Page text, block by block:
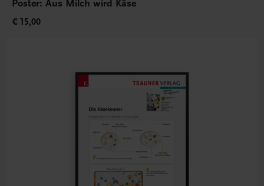
Poster: Aus Milch wird Käse
€ 15,00